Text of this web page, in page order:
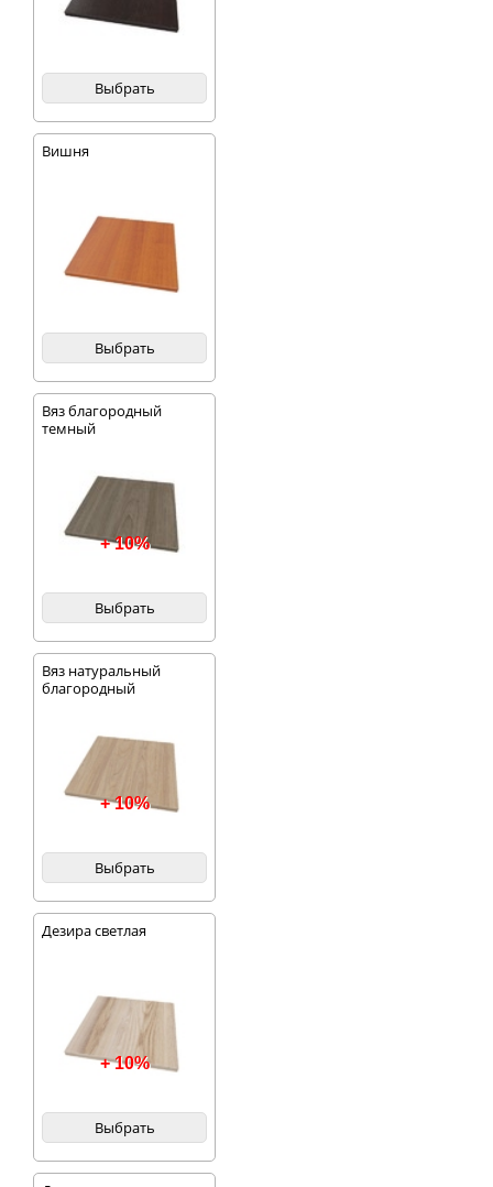
Выбрать
Вишня
Выбрать
Вяз благородный
темный
+ 10%
Выбрать
Вяз натуральный
благородный
+ 10%
Выбрать
Дезира светлая
+ 10%
Выбрать